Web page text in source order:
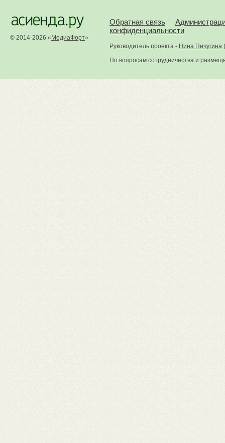
© 2014-2026 « МедиаФорт»
Обратная связь
конфиденциальности
Руководитель проекта - Нина Пичугина (
По вопросам сотрудничества и